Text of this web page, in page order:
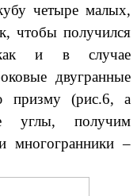
четыре малых,
чтобы получился
и в случае
двугранные
призму (рис.6, а
углы, получим
многогранники –